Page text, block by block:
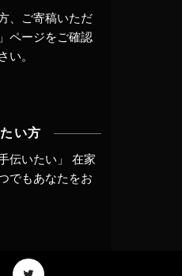
、ご寄稿いただ
ページをご確認
い。
い方
伝いたい」 在家
でもあなたをお